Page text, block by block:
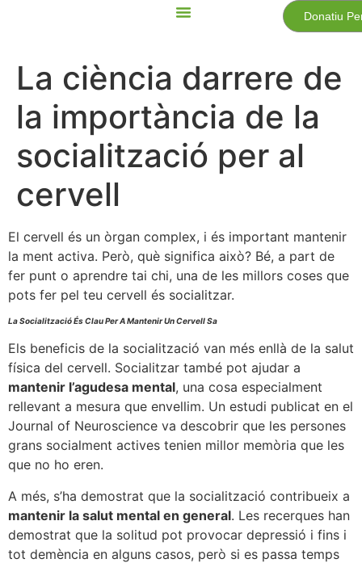
Donatiu
La ciència darrere de
la importància de la
socialització per al
cervell
El cervell és un òrgan complex, i és important mantenir
la ment activa. Però, què significa això? Bé, a part de
fer punt o aprendre tai chi, una de les millors coses que
pots fer pel teu cervell és socialitzar.
La Socialització És Clau Per A Mantenir Un Cervell Sa
Els beneficis de la socialització van més enllà de la salut
física del cervell. Socialitzar també pot ajudar a
mantenir l’agudesa mental, una cosa especialment
rellevant a mesura que envellim. Un estudi publicat en el
Journal of Neuroscience va descobrir que les persones
grans socialment actives tenien millor memòria que les
que no ho eren.
A més, s’ha demostrat que la socialització contribueix a
mantenir la salut mental en general. Les recerques han
demostrat que la solitud pot provocar depressió i fins i
tot demència en alguns casos, però si es passa temps